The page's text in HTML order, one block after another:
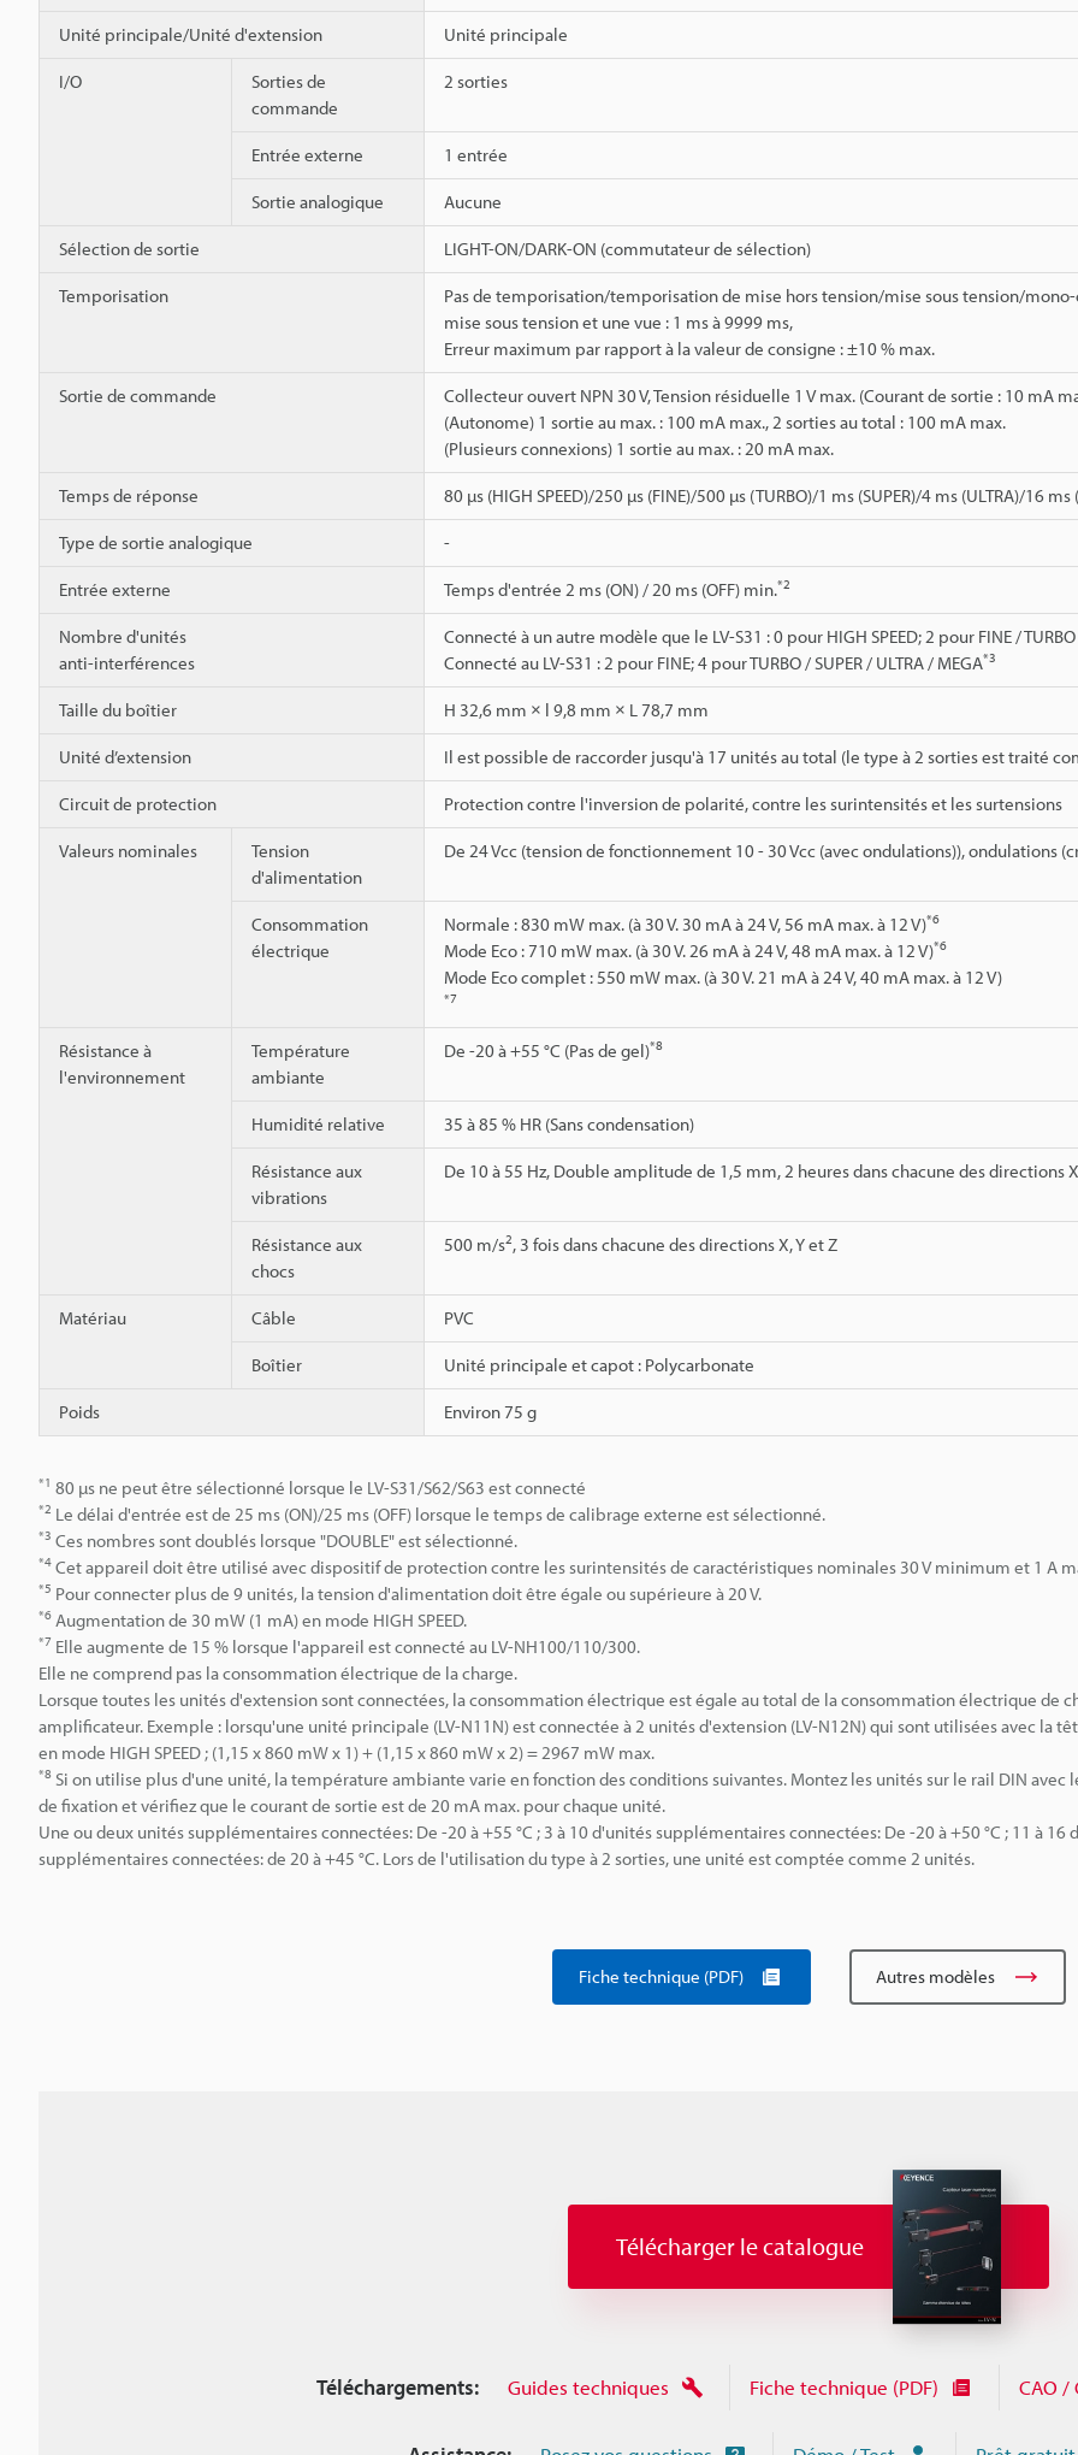
Unité principale/Unité d'extension Unité principale
I/O
Sorties de
commande
2 sorties
Entrée externe 1 entrée
Sortie analogique Aucune
Sélection de sortie LIGHT-ON/DARK-ON (commutateur de sélection)
Temporisation
Pas de temporisation/temporisation de mise hors tension/mise sous tension/
mise sous tension et une vue : 1 ms à 9999 ms,
Erreur maximum par rapport à la valeur de consigne : ±10 % max.
Sortie de commande
Collecteur ouvert NPN 30 V, Tension résiduelle 1 V max. (Courant de sortie : 10 mA
(Autonome) 1 sortie au max. : 100 mA max., 2 sorties au total : 100 mA max.
(Plusieurs connexions) 1 sortie au max. : 20 mA max.
Temps de réponse 80 µs (HIGH SPEED)/250 µs (FINE)/500 µs (TURBO)/1 ms (SUPER)/4 ms (ULTRA)/16 ms
Type de sortie analogique -
Entrée externe Temps d'entrée 2 ms (ON) / 20 ms (OFF) min.*2
Nombre d'unités
anti-interférences
Connecté à un autre modèle que le LV-S31 : 0 pour HIGH SPEED; 2 pour FINE / TURBO
Connecté au LV-S31 : 2 pour FINE; 4 pour TURBO / SUPER / ULTRA / MEGA*3
Taille du boîtier H 32,6 mm × l 9,8 mm × L 78,7 mm
Unité d’extension Il est possible de raccorder jusqu'à 17 unités au total (le type à 2 sorties est traité
Circuit de protection Protection contre l'inversion de polarité, contre les surintensités et les surtensions
Valeurs nominales
Tension
d'alimentation
De 24 Vcc (tension de fonctionnement 10 - 30 Vcc (avec ondulations)), ondulations
Consommation
électrique
Normale : 830 mW max. (à 30 V. 30 mA à 24 V, 56 mA max. à 12 V)*6
Mode Eco : 710 mW max. (à 30 V. 26 mA à 24 V, 48 mA max. à 12 V)*6
Mode Eco complet : 550 mW max. (à 30 V. 21 mA à 24 V, 40 mA max. à 12 V)
*7
Résistance à
l'environnement
Température
ambiante
De -20 à +55 °C (Pas de gel)*8
Humidité relative 35 à 85 % HR (Sans condensation)
Résistance aux
vibrations
De 10 à 55 Hz, Double amplitude de 1,5 mm, 2 heures dans chacune des directions
Résistance aux
chocs
500 m/s2, 3 fois dans chacune des directions X, Y et Z
Matériau Câble PVC
Boîtier Unité principale et capot : Polycarbonate
Poids Environ 75 g
*1 80 µs ne peut être sélectionné lorsque le LV-S31/S62/S63 est connecté
*2 Le délai d'entrée est de 25 ms (ON)/25 ms (OFF) lorsque le temps de calibrage externe est sélectionné.
*3 Ces nombres sont doublés lorsque "DOUBLE" est sélectionné.
*4 Cet appareil doit être utilisé avec dispositif de protection contre les surintensités de caractéristiques nominales 30 V minimum et 1 A
*5 Pour connecter plus de 9 unités, la tension d'alimentation doit être égale ou supérieure à 20 V.
*6 Augmentation de 30 mW (1 mA) en mode HIGH SPEED.
*7 Elle augmente de 15 % lorsque l'appareil est connecté au LV-NH100/110/300.
Elle ne comprend pas la consommation électrique de la charge.
Lorsque toutes les unités d'extension sont connectées, la consommation électrique est égale au total de la consommation électrique de
amplificateur. Exemple : lorsqu'une unité principale (LV-N11N) est connectée à 2 unités d'extension (LV-N12N) qui sont utilisées avec la
en mode HIGH SPEED ; (1,15 x 860 mW x 1) + (1,15 x 860 mW x 2) = 2967 mW max.
*8 Si on utilise plus d'une unité, la température ambiante varie en fonction des conditions suivantes. Montez les unités sur le rail DIN avec
de fixation et vérifiez que le courant de sortie est de 20 mA max. pour chaque unité.
Une ou deux unités supplémentaires connectées: De -20 à +55 °C ; 3 à 10 d'unités supplémentaires connectées: De -20 à +50 °C ; 11 à 16
supplémentaires connectées: de 20 à +45 °C. Lors de l'utilisation du type à 2 sorties, une unité est comptée comme 2 unités.
Fiche technique (PDF) Autres modèles
Télécharger le catalogue
Téléchargements: Guides techniques Fiche technique (PDF) CAO /